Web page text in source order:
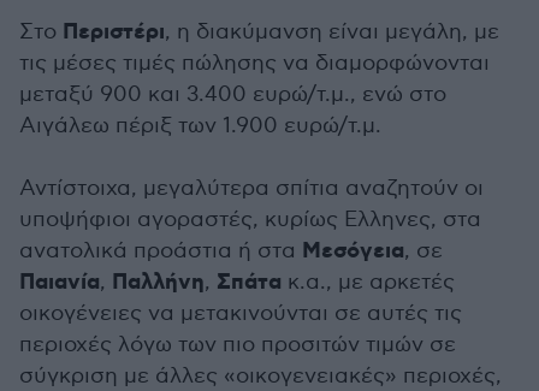
Στο Περιστέρι, η διακύμανση είναι μεγάλη, με
τις μέσες τιμές πώλησης να διαμορφώνονται
μεταξύ 900 και 3.400 ευρώ/τ.μ., ενώ στο
Αιγάλεω πέριξ των 1.900 ευρώ/τ.μ.
Αντίστοιχα, μεγαλύτερα σπίτια αναζητούν οι
υποψήφιοι αγοραστές, κυρίως Ελληνες, στα
ανατολικά προάστια ή στα Μεσόγεια, σε
Παιανία, Παλλήνη, Σπάτα κ.α., με αρκετές
οικογένειες να μετακινούνται σε αυτές τις
περιοχές λόγω των πιο προσιτών τιμών σε
σύγκριση με άλλες «οικογενειακές» περιοχές,